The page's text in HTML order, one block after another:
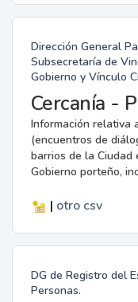
Dirección General
Subsecretaría de
Gobierno y Vínculo
Información relativa
(encuentros de
barrios de la Ciudad
Gobierno porteño,
| otro csv
DG de Registro del
Personas.